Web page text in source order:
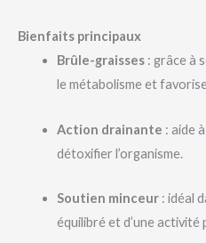
Bienfaits principaux
Brûle-graisses: grâce à
le métabolisme et
Action drainante : aide
détoxifier l’organisme.
Soutien minceur: idéal
équilibré et d’une activité